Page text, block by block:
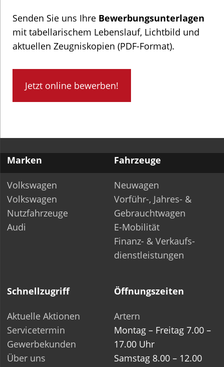
Senden Sie uns Ihre Bewerbungsunterlagen
mit tabellarischem Lebenslauf, Lichtbild und
aktuellen Zeugniskopien (PDF-Format).
Jetzt online bewerben!
Marken
Volkswagen
Volkswagen
Nutzfahrzeuge
Audi
Fahrzeuge
Neuwagen
Vorführ-, Jahres- &
Gebrauchtwagen
E-Mobilität
Finanz- & Verkaufs­-
dienstleistungen
Schnellzugriff
Aktuelle Aktionen
Servicetermin
Gewerbekunden
Über uns
Öffnungszeiten
Artern
Montag – Freitag 7.00 –
17.00 Uhr
Samstag 8.00 – 12.00